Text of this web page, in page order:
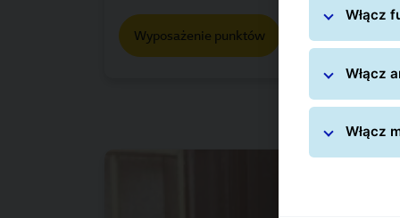
Wyposażenie punktów
Włącz
Włącz
Włącz